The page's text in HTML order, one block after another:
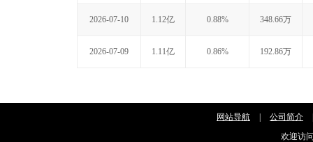
2026-07-10 1.12亿 0.88% 348.66万
2026-07-09 1.11亿 0.86% 192.86万
网站导航 公司简介
欢迎访